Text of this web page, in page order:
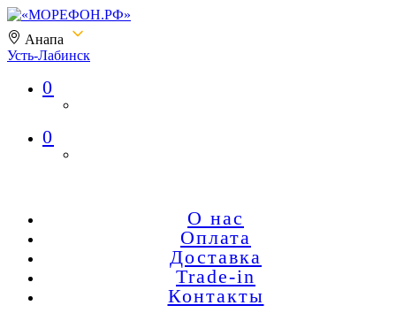
Анапа
Усть-Лабинск
«МОРЕФОН.РФ»
0
0
О нас
Оплата
Доставка
Trade-in
Контакты